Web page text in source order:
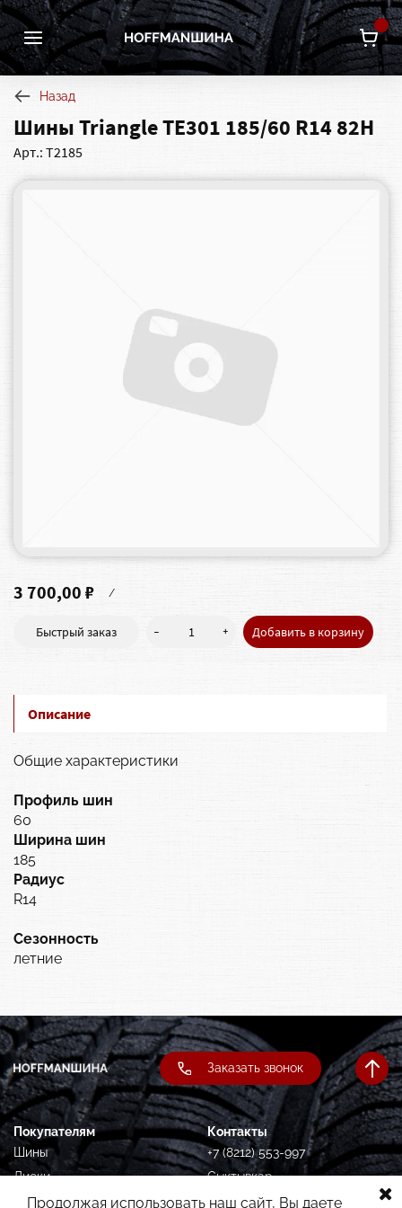
Назад
Шины Triangle TE301 185/60 R14 82H
Арт.: Т2185
3 700,00 ₽ /
Быстрый заказ - + Добавить в корзину
Описание
Общие характеристики
Профиль шин
60
Ширина шин
185
Радиус
R14
Сезонность
летние
Покупателям
Шины
Диски
Подбор по авто
Контакты
+7 (8212) 553-997
Сыктывкар,
Орджоникидзе, 87
Заказать звонок
Продолжая использовать наш сайт, Вы даете